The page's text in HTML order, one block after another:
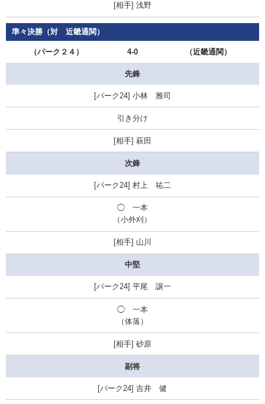
浅野
準々決勝（対 近畿通関）
（パーク２４） 4-0 （近畿通関）
先鋒
小林 雅司
引き分け
萩田
次鋒
村上 祐二
◯一本
（小外刈）
山川
中堅
平尾 譲一
◯一本
（体落）
砂原
副将
吉井 健